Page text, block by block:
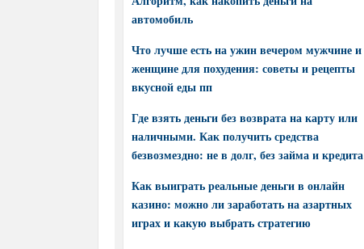
автомобиль
Что лучше есть на ужин вечером мужчине и
женщине для похудения: советы и рецепты
вкусной еды пп
Где взять деньги без возврата на карту или
наличными. Как получить средства
безвозмездно: не в долг, без займа и кредита
Как выиграть реальные деньги в онлайн
казино: можно ли заработать на азартных
играх и какую выбрать стратегию